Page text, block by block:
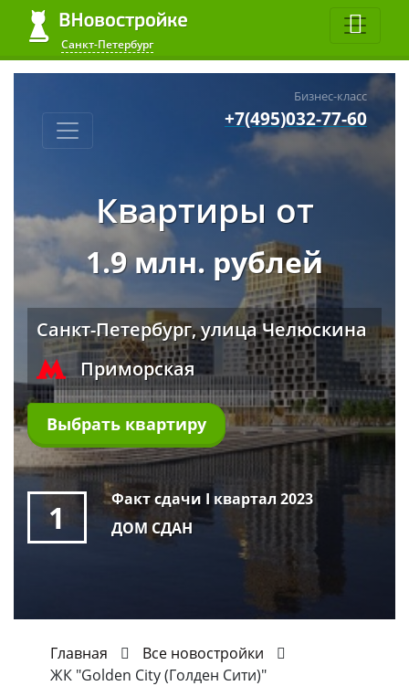
Санкт-Петербург
Бизнес-класс
+7(495)032-77-60
Квартиры от
1.9 млн. рублей
Санкт-Петербург, улица Челюскина
Приморская
Выбрать квартиру
1
Факт сдачи I квартал 2023
ДОМ СДАН
Главная
Все новостройки
ЖК "Golden City (Голден Сити)"